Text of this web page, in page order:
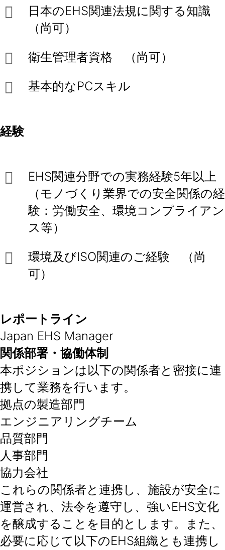
日本のEHS関連法規に関する知識
（尚可）
衛生管理者資格 （尚可）
基本的なPCスキル
経験
EHS関連分野での実務経験5年以上
（モノづくり業界での安全関係の経
験：労働安全、環境コンプライアン
ス等）
環境及びISO関連のご経験 （尚
可）
レポートライン
Japan EHS Manager
関係部署・協働体制
本ポジションは以下の関係者と密接に連
携して業務を行います。
拠点の製造部門
エンジニアリングチーム
品質部門
人事部門
協力会社
これらの関係者と連携し、施設が安全に
運営され、法令を遵守し、強いEHS文化
を醸成することを目的とします。また、
必要に応じて以下のEHS組織とも連携し